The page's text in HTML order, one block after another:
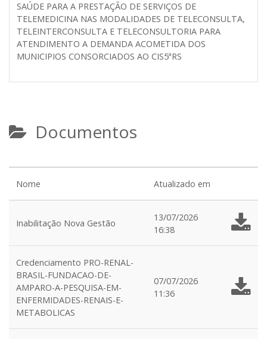
SAÚDE PARA A PRESTAÇÃO DE SERVIÇOS DE
TELEMEDICINA NAS MODALIDADES DE TELECONSULTA,
TELEINTERCONSULTA E TELECONSULTORIA PARA
ATENDIMENTO A DEMANDA ACOMETIDA DOS
MUNICIPIOS CONSORCIADOS AO CIS5ªRS
Documentos
Nome Atualizado em
Inabilitação Nova Gestão
13/07/2026
16:38
Credenciamento PRO-RENAL-
BRASIL-FUNDACAO-DE-
AMPARO-A-PESQUISA-EM-
ENFERMIDADES-RENAIS-E-
METABOLICAS
07/07/2026
11:36